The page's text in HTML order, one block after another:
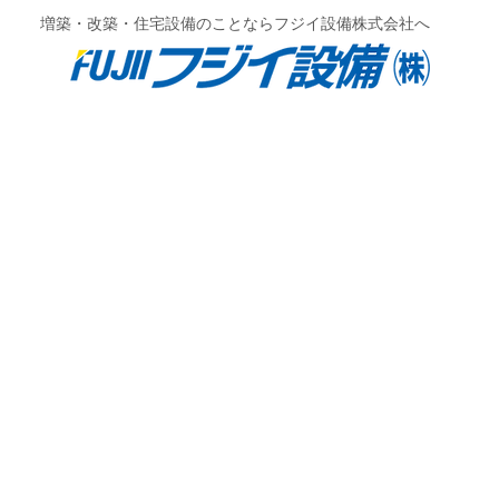
増築・改築・住宅設備のことならフジイ設備株式会社へ